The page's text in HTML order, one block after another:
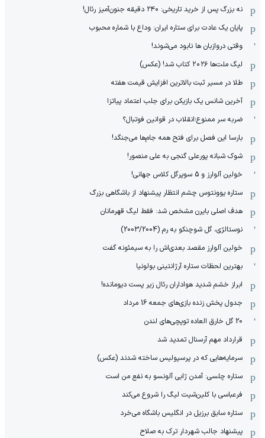
نه بزرگ پس از خرید تاریخی: ۲۴۰ دقیقه جنون‌آمیز رئال!
پایان یک عادت برای ستاره ایران: وداع با شماره محبوب
وقتی دروازبان ها نابود می‌شوند!
لیگ ملت‌ها ٢٠٢۶ کتاب شد! (عکس)
طلا در مسیر ثبت بالاترین افزایش قیمت هفته
آخرین شانس یک بازیکن برای جلب اعتماد پیاتزا
ضربه سر ممنوع؛انقلاب در قوانین فوتبال؟
بارسا این فصل برای فتح همه جام‌ها می‌جنگد!
شوک شبانه پورعلی گنجی به علی منصور!
خولین آلوارز و 5 سوپرگل کلاس جهانی!
ستاره یوونتوس چشم انتظار پیشنهاد از باشگاهی بزرگ
هدف اصلی بایرن مشخص شد: فقط لیگ قهرمانان
نوستالژی، گل شوچنکو به رم (2003/2004)
خولین آلوارز مقصد بعدی‌اش را به سیمئونه گفت
بهترین لحظات ستاره آرژانتینی بولونیا
ابراز خشم شدید هواداران رئال زیر پست دیومانده!
جدول پخش زنده بازی‌های جمعه 16 مرداد
20 گل خارق العاده توپچی‌های لندن
قرارداد مهم آرسنال تمدید شد
سرمایه‌هایی که در پرسپولیس ساخته شدند (عکس)
ستاره چلسی: آمدن ژابی آلونسو به نفع من است
فرعباسی با کلین‌شیت لیگ را شروع می‌کند
ستاره سابق برزیل در انگلیس باشگاه می‌خرد
پیشنهاد جالب شهردار ترک به صلاح